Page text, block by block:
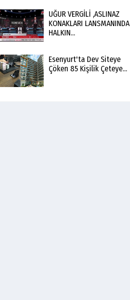
UĞUR VERGİLİ ,ASLINAZ
KONAKLARI LANSMANINDA
HALKIN...
Esenyurt'ta Dev Siteye
Çöken 85 Kişilik Çeteye...